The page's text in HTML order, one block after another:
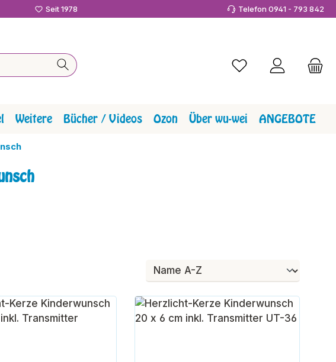
Seit 1978 Telefon 0941 - 793 842
Du hast 0 Produkte
Weitere Bücher / Videos Ozon Über wu-wei ANGEBOTE